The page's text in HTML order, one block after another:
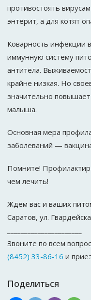
противостоять
энтерит, а для котят
Коварность инфекции
иммунную систему
антитела.
крайне низкая. Но
значительно
малыша.
Основная мера
заболеваний —
Помните!
чем лечить!
Ждем вас и ваших
Саратов, ул.
Звоните по всем
(8452) 33-86-16 и
Поделиться